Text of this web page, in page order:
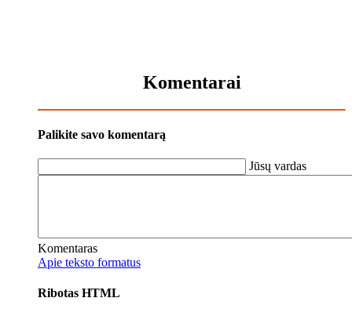
Komentarai
Palikite savo komentarą
Jūsų vardas
Komentaras
Apie teksto formatus
Ribotas HTML